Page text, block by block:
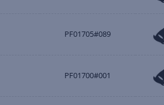
PF01705#089
PF01700#001